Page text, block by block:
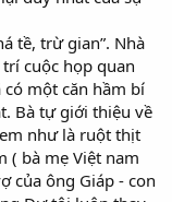
tề, trừ gian”. Nhà
cuộc họp quan
một căn hầm bí
Bà tự giới thiệu về
như là ruột thịt
( bà mẹ Việt nam
của ông Giáp - con